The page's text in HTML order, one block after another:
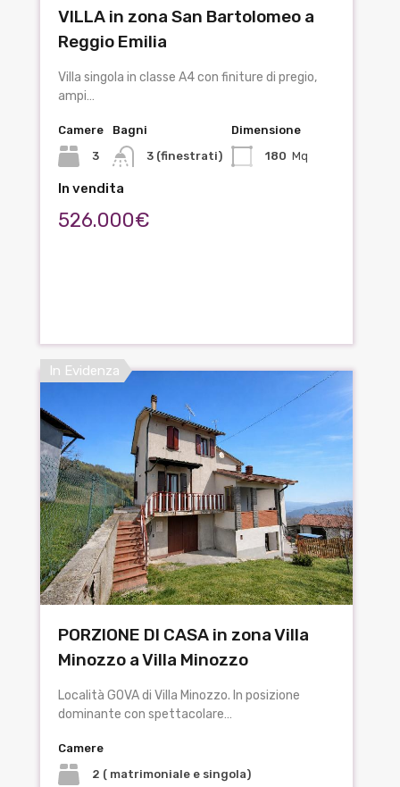
VILLA in zona San Bartolomeo a
Reggio Emilia
Villa singola in classe A4 con finiture di pregio,
ampi…
Camere
3
Bagni
3 (finestrati)
Dimensione
180 Mq
In vendita
526.000€
In Evidenza
PORZIONE DI CASA in zona Villa
Minozzo a Villa Minozzo
Località GOVA di Villa Minozzo. In posizione
dominante con spettacolare…
Camere
2 ( matrimoniale e singola)